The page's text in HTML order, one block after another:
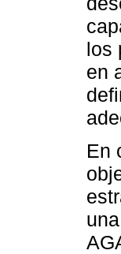
los
en
En